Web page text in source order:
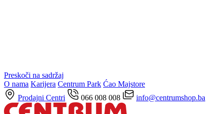
Preskoči na sadržaj
O nama Karijera Centrum Park Ćao Majstore
Prodajni Centri
066 008 008 info@centrumshop.ba